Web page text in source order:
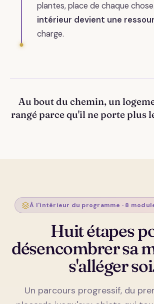
plantes, place de chaque chose.
intérieur devient une
charge.
Au bout du chemin, un
rangé parce qu'il ne porte plus
À l'intérieur du programme · 8
Huit étapes
désencombrer sa
s'alléger
Un parcours progressif, du